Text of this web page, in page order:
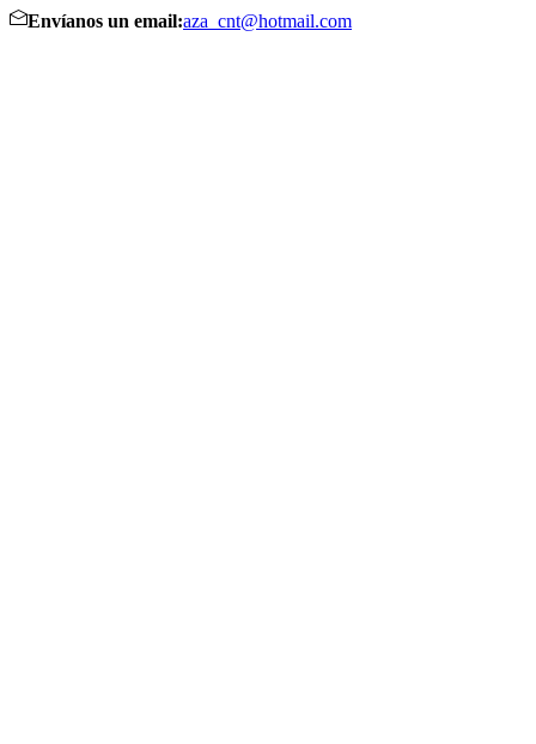
Envíanos un email:aza_cnt@hotmail.com